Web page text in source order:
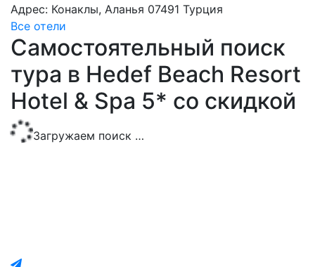
Адрес: Конаклы, Аланья 07491 Турция
Все отели
Самостоятельный поиск
тура в Hedef Beach Resort
Hotel & Spa 5* со скидкой
Загружаем поиск …